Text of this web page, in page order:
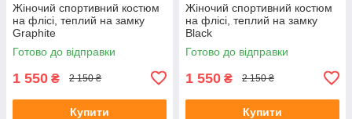
Жіночий спортивний костюм
на флісі, теплий на замку
Graphite
Готово до відправки
1 550 ₴ 2 150 ₴
Купити
Жіночий спортивний костюм
на флісі, теплий на замку
Black
Готово до відправки
1 550 ₴ 2 150 ₴
Купити